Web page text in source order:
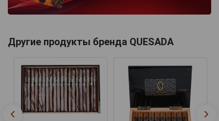
Другие продукты бренда QUESADA